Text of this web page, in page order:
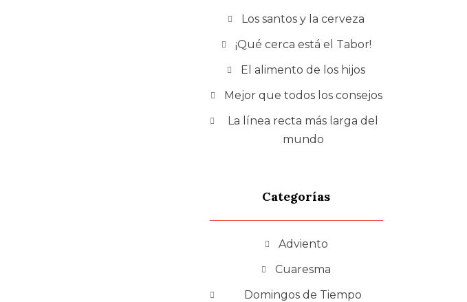
Los santos y la cerveza
¡Qué cerca está el Tabor!
El alimento de los hijos
Mejor que todos los consejos
La línea recta más larga del
mundo
Categorías
Adviento
Cuaresma
Domingos de Tiempo